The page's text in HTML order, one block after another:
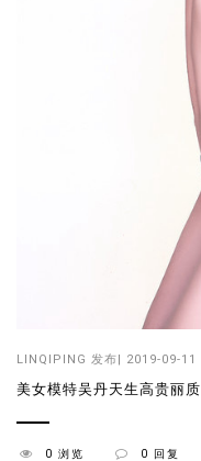
LINQIPING 发布| 2019-09-11
美女模特吴丹天生高贵丽质
0 浏览 0 回复